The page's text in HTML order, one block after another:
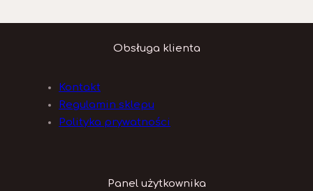
Obsługa klienta
Kontakt
Regulamin sklepu
Polityka prywatności
Panel użytkownika